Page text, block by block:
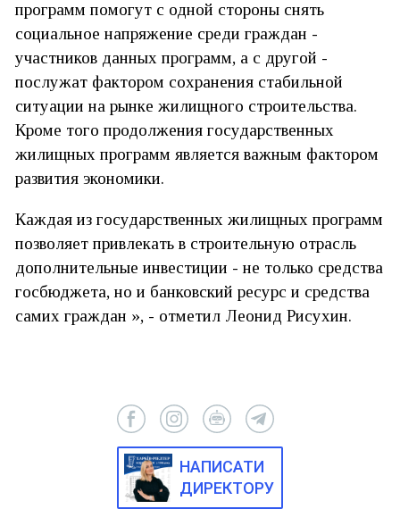
программ помогут с одной стороны снять
социальное напряжение среди граждан -
участников данных программ, а с другой -
послужат фактором сохранения стабильной
ситуации на рынке жилищного строительства.
Кроме того продолжения государственных
жилищных программ является важным фактором
развития экономики.
Каждая из государственных жилищных программ
позволяет привлекать в строительную отрасль
дополнительные инвестиции - не только средства
госбюджета, но и банковский ресурс и средства
самих граждан », - отметил Леонид Рисухин.
НАПИСАТИ
ДИРЕКТОРУ